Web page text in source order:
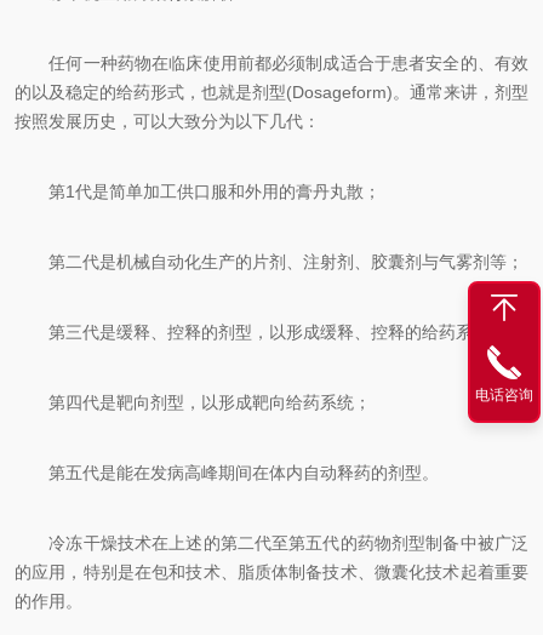
任何一种药物在临床使用前都必须制成适合于患者安全的、有效
的以及稳定的给药形式，也就是剂型(Dosageform)。通常来讲，剂型
按照发展历史，可以大致分为以下几代：
第1代是简单加工供口服和外用的膏丹丸散；
第二代是机械自动化生产的片剂、注射剂、胶囊剂与气雾剂等；
第三代是缓释、控释的剂型，以形成缓释、控释的给药系统；
第四代是靶向剂型，以形成靶向给药系统；
第五代是能在发病高峰期间在体内自动释药的剂型。
冷冻干燥技术在上述的第二代至第五代的药物剂型制备中被广泛
的应用，特别是在包和技术、脂质体制备技术、微囊化技术起着重要
的作用。
电话咨询